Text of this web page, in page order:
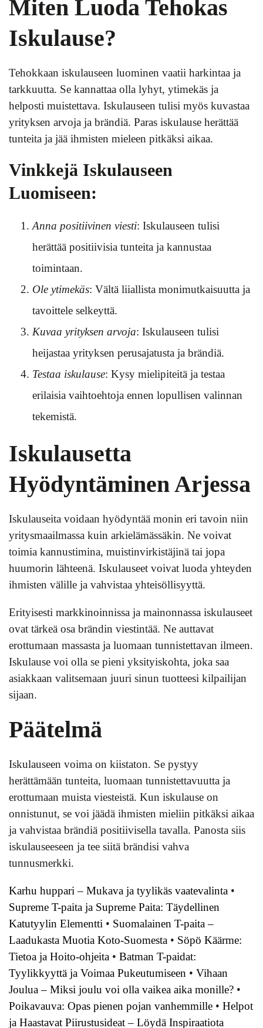
Miten Luoda Tehokas
Iskulause?
Tehokkaan iskulauseen luominen vaatii harkintaa ja
tarkkuutta. Se kannattaa olla lyhyt, ytimekäs ja
helposti muistettava. Iskulauseen tulisi myös kuvastaa
yrityksen arvoja ja brändiä. Paras iskulause herättää
tunteita ja jää ihmisten mieleen pitkäksi aikaa.
Vinkkejä Iskulauseen
Luomiseen:
Anna positiivinen viesti: Iskulauseen tulisi
herättää positiivisia tunteita ja kannustaa
toimintaan.
Ole ytimekäs: Vältä liiallista monimutkaisuutta ja
tavoittele selkeyttä.
Kuvaa yrityksen arvoja: Iskulauseen tulisi
heijastaa yrityksen perusajatusta ja brändiä.
Testaa iskulause: Kysy mielipiteitä ja testaa
erilaisia vaihtoehtoja ennen lopullisen valinnan
tekemistä.
Iskulausetta
Hyödyntäminen Arjessa
Iskulauseita voidaan hyödyntää monin eri tavoin niin
yritysmaailmassa kuin arkielämässäkin. Ne voivat
toimia kannustimina, muistinvirkistäjinä tai jopa
huumorin lähteenä. Iskulauseet voivat luoda yhteyden
ihmisten välille ja vahvistaa yhteisöllisyyttä.
Erityisesti markkinoinnissa ja mainonnassa iskulauseet
ovat tärkeä osa brändin viestintää. Ne auttavat
erottumaan massasta ja luomaan tunnistettavan ilmeen.
Iskulause voi olla se pieni yksityiskohta, joka saa
asiakkaan valitsemaan juuri sinun tuotteesi kilpailijan
sijaan.
Päätelmä
Iskulauseen voima on kiistaton. Se pystyy
herättämään tunteita, luomaan tunnistettavuutta ja
erottumaan muista viesteistä. Kun iskulause on
onnistunut, se voi jäädä ihmisten mieliin pitkäksi aikaa
ja vahvistaa brändiä positiivisella tavalla. Panosta siis
iskulauseeseen ja tee siitä brändisi vahva
tunnusmerkki.
Karhu huppari – Mukava ja tyylikäs vaatevalinta •
Supreme T-paita ja Supreme Paita: Täydellinen
Katutyylin Elementti • Suomalainen T-paita –
Laadukasta Muotia Koto-Suomesta • Söpö Käärme:
Tietoa ja Hoito-ohjeita • Batman T-paidat:
Tyylikkyyttä ja Voimaa Pukeutumiseen • Vihaan
Joulua – Miksi joulu voi olla vaikea aika monille? •
Poikavauva: Opas pienen pojan vanhemmille • Helpot
ja Haastavat Piirustusideat – Löydä Inspiraatiota